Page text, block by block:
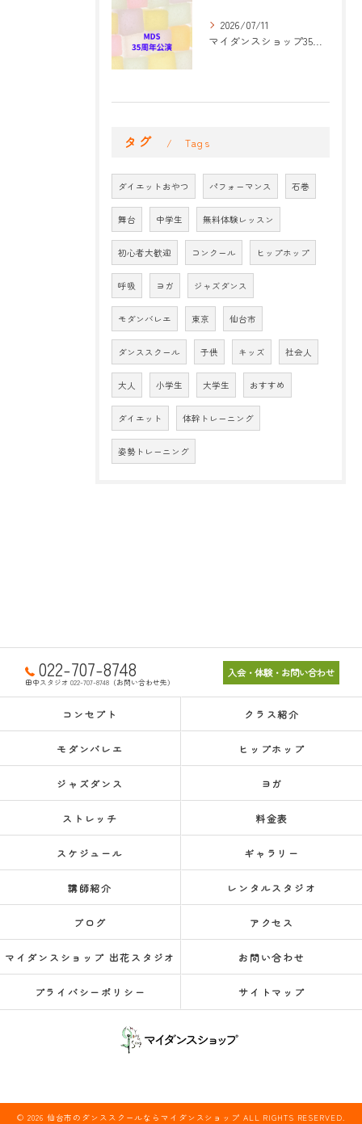
2026/07/11
マイダンスショップ35周年記念公演 振付開始
タグ Tags
ダイエットおやつ パフォーマンス 石巻
舞台 中学生 無料体験レッスン
初心者大歓迎 コンクール ヒップホップ
呼吸 ヨガ ジャズダンス
モダンバレエ 東京 仙台市
ダンススクール 子供 キッズ 社会人
大人 小学生 大学生 おすすめ
ダイエット 体幹トレーニング
姿勢トレーニング
022-707-8748
田中スタジオ 022-707-8748（お問い合わせ先）
入会・体験・お問い合わせ
コンセプト クラス紹介
モダンバレエ ヒップホップ
ジャズダンス ヨガ
ストレッチ 料金表
スケジュール ギャラリー
講師紹介 レンタルスタジオ
ブログ アクセス
マイダンスショップ 出花スタジオ お問い合わせ
プライバシーポリシー サイトマップ
© 2026 仙台市のダンススクールならマイダンスショップ ALL RIGHTS RESERVED.